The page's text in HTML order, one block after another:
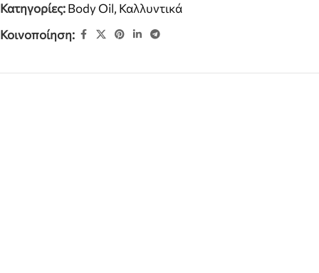
Κατηγορίες:Body Oil, Καλλυντικά
Κοινοποίηση: